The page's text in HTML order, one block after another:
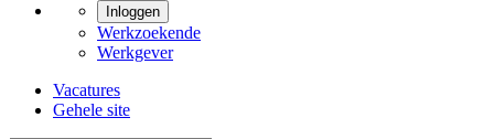
Inloggen
Werkzoekende
Werkgever
Vacatures
Gehele site